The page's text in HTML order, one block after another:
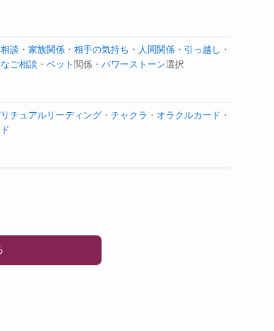
談 ・ 家族関係 ・ 相手の気持ち ・ 人間関係 ・ 引っ越し ・
ご相談 ・ ペット 関係・ パワーストーン選択
チュアルリーディング ・ チャクラ ・ オラクルカード ・